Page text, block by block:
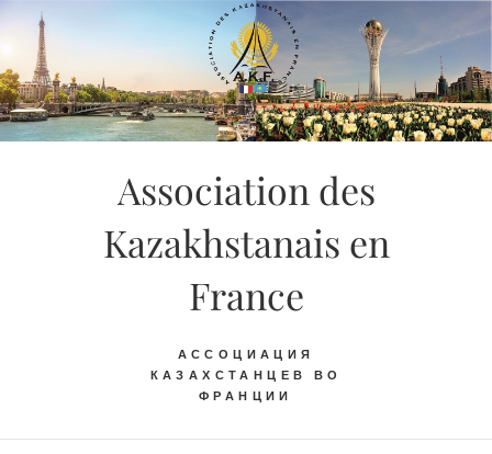
Skip
content
Association des
Kazakhstanais en
France
АССОЦИАЦИЯ
КАЗАХСТАНЦЕВ ВО
ФРАНЦИИ